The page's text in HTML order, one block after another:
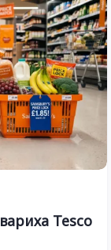
Tesco